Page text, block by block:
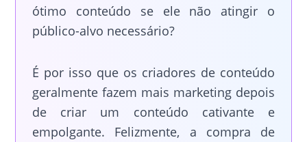
ótimo conteúdo se ele não atingir o
público-alvo necessário?
É por isso que os criadores de conteúdo
geralmente fazem mais marketing depois
de criar um conteúdo cativante e
empolgante. Felizmente, a compra de